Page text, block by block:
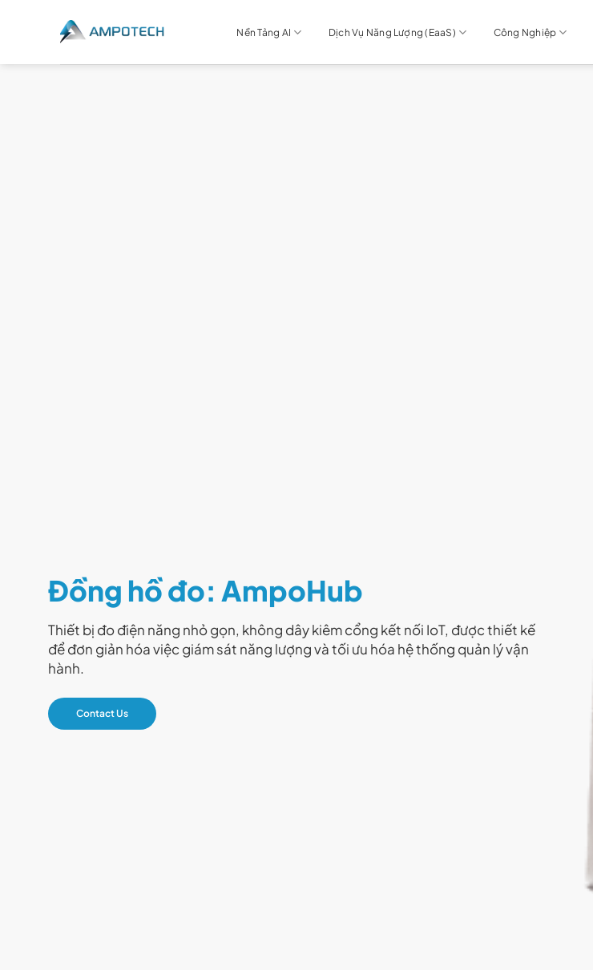
Nền Tảng AI Dịch Vụ Năng Lượng (EaaS) Công Nghiệp
Đồng hồ đo: AmpoHub
Thiết bị đo điện năng nhỏ gọn, không dây kiêm cổng kết nối IoT, được thiết kế
để đơn giản hóa việc giám sát năng lượng và tối ưu hóa hệ thống quản lý vận
hành.
Contact Us